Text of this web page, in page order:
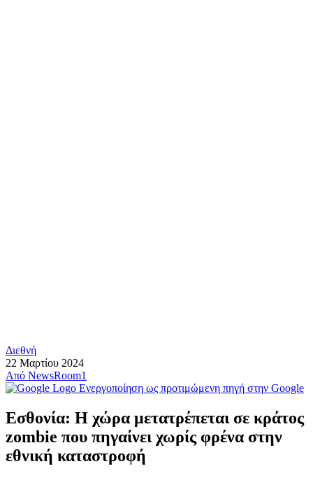
Διεθνή
22 Μαρτίου 2024
Από NewsRoom1
Ενεργοποίηση ως προτιμώμενη πηγή στην Google
Εσθονία: Η χώρα μετατρέπεται σε κράτος
zombie που πηγαίνει χωρίς φρένα στην
εθνική καταστροφή